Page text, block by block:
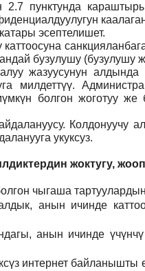
пунктунда
эсептелишет.
бузулушу (бузулушу
алуу жазуусунун
милдеттүү.
болгон жоготуу же
Колдонуучу
укуксуз.
жоктугу,
чыгаша
анын ичинде
анын ичинде
интернет